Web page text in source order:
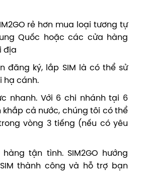
rẻ hơn mua loại tương tự
Quốc hoặc các cửa hàng
địa
đăng ký, lắp SIM là có thể sử
hạ cánh.
nhanh. Với 6 chi nhánh tại 6
khắp cả nước, chúng tôi có thể
vòng 3 tiếng (nếu có yêu
tận tình. SIM2GO hướng
thành công và hỗ trợ bạn